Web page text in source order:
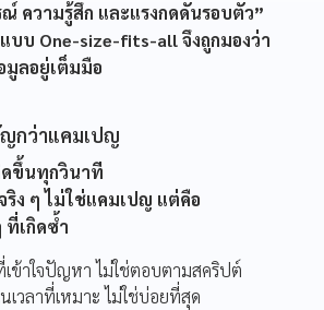
ความรู้สึก และแรงกดดันรอบตัว”
บบ One-size-fits-all จึงถูกมองว่า
มูลอยู่เต็มมือ
กว่าแคมเปญ
ขึ้นทุกวินาที
ริง ๆ ไม่ใช่แคมเปญ แต่คือ
ที่เกิดซ้ำ
ข้าใจปัญหา ไม่ใช่ตอบตามสคริปต์
เวลาที่เหมาะ ไม่ใช่บ่อยที่สุด